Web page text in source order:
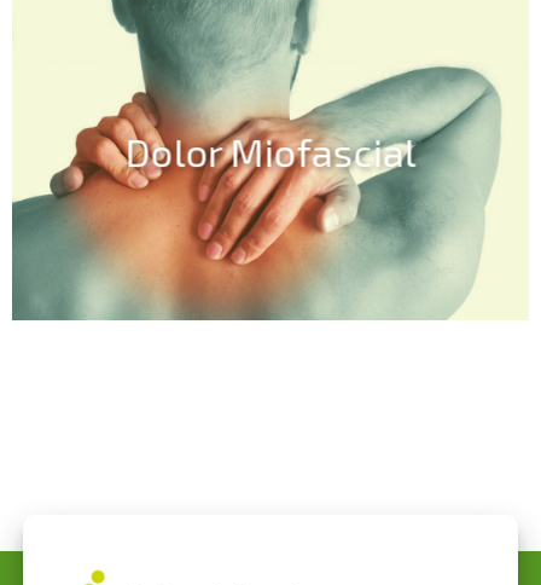
Dolor Miofascial